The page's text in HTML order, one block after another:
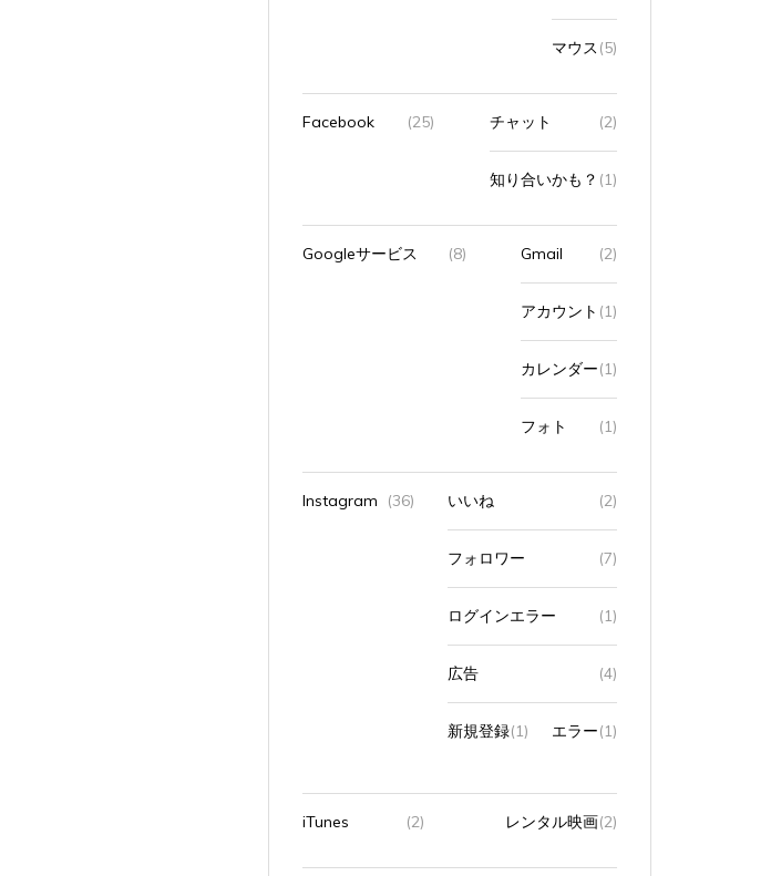
マウス (5)
Facebook (25) チャット (2)
知り合いかも？ (1)
Googleサービス (8) Gmail (2)
アカウント (1)
カレンダー(1)
フォト (1)
Instagram (36) いいね (2)
フォロワー (7)
ログインエラー (1)
広告 (4)
新規登録(1) エラー(1)
iTunes (2) レンタル映画(2)